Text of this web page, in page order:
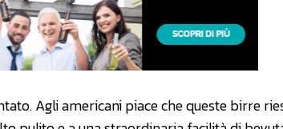
Agli americani piace che queste birre